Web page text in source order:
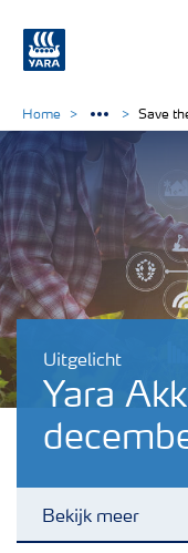
Uitgelicht
Yara
Bekijk meer
Home Save